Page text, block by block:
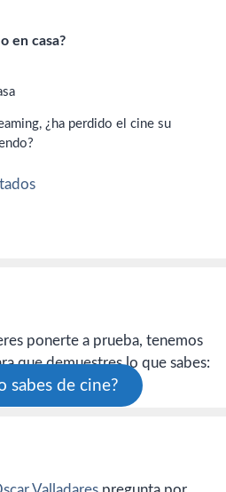
en casa?
el cine su
ponerte a prueba, tenemos
que demuestres lo que sabes:
sabes de cine?